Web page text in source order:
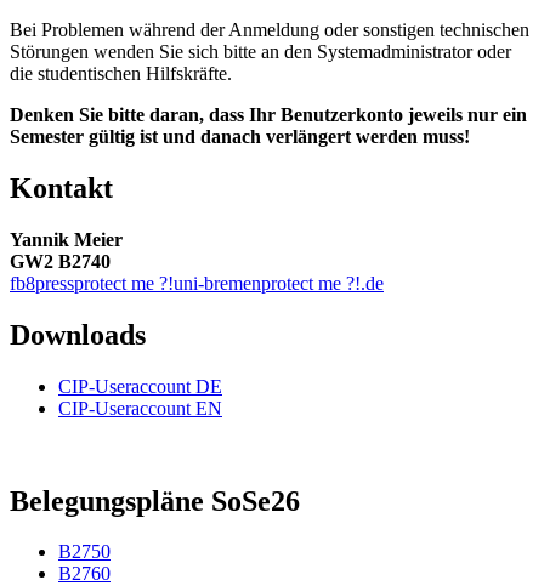
Bei Problemen während der Anmeldung oder sonstigen technischen
Störungen wenden Sie sich bitte an den Systemadministrator oder
die studentischen Hilfskräfte.
Denken Sie bitte daran, dass Ihr Benutzerkonto jeweils nur ein
Semester gültig ist und danach verlängert werden muss!
Kontakt
Yannik Meier
GW2 B2740
fb8pressprotect me ?!uni-bremenprotect me ?!.de
Downloads
CIP-Useraccount DE
CIP-Useraccount EN
Belegungspläne SoSe26
B2750
B2760